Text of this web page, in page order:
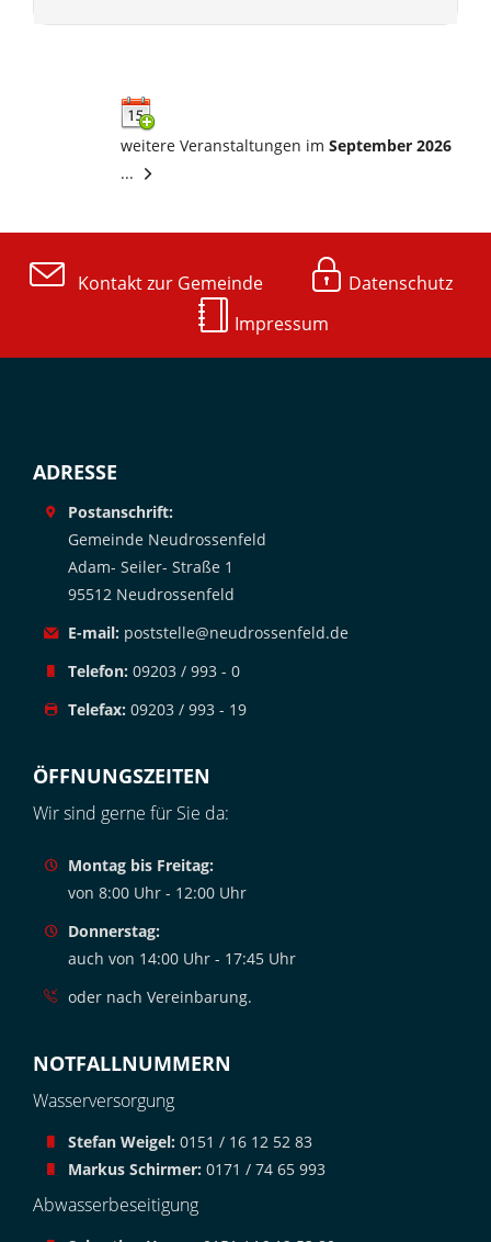
weitere Veranstaltungen im September 2026
...
Kontakt zur Gemeinde
Datenschutz
Impressum
ADRESSE
Postanschrift:
Gemeinde Neudrossenfeld
Adam- Seiler- Straße 1
95512 Neudrossenfeld
E-mail: poststelle@neudrossenfeld.de
Telefon: 09203 / 993 - 0
Telefax: 09203 / 993 - 19
ÖFFNUNGSZEITEN
Wir sind gerne für Sie da:
Montag bis Freitag:
von 8:00 Uhr - 12:00 Uhr
Donnerstag:
auch von 14:00 Uhr - 17:45 Uhr
oder nach Vereinbarung.
NOTFALLNUMMERN
Wasserversorgung
Stefan Weigel: 0151 / 16 12 52 83
Markus Schirmer: 0171 / 74 65 993
Abwasserbeseitigung